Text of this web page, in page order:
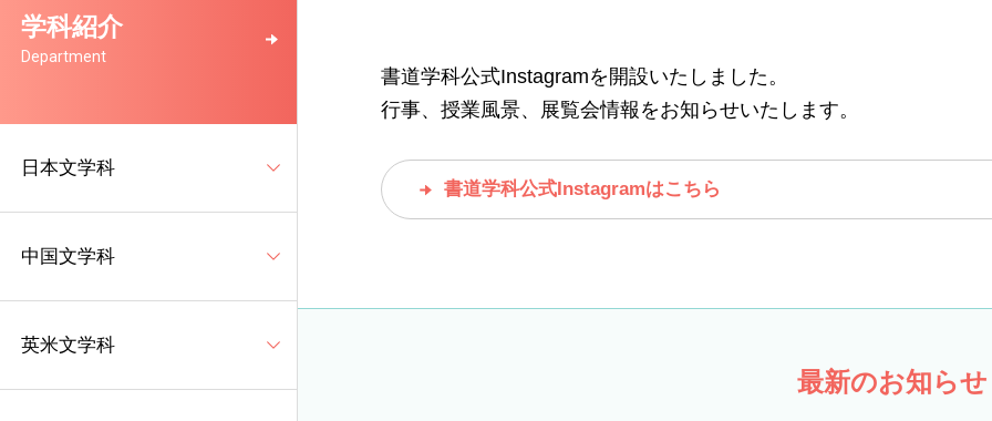
学科紹介
Department
日本文学科
中国文学科
英米文学科
書道学科公式Instagramを開設いたしました。
行事、授業風景、展覧会情報をお知らせいたします。
書道学科公式Instagramはこちら
最新のお知らせ